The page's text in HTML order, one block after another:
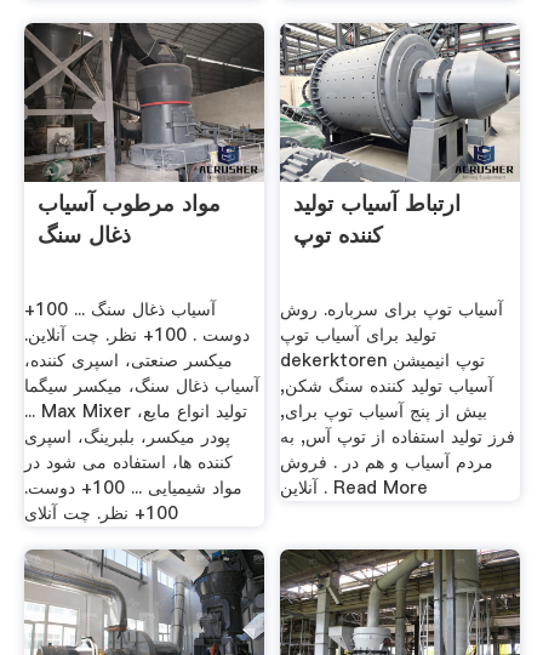
مواد مرطوب آسیاب
ذغال سنگ
آسیاب ذغال سنگ ... 100+
دوست . 100+ نظر. چت آنلاین.
میکسر صنعتی، اسپری کننده،
آسیاب ذغال سنگ، میکسر سیگما
... Max Mixer تولید انواع مایع،
پودر میکسر، بلبرینگ، اسپری
کننده ها، استفاده می شود در
مواد شیمیایی ... 100+ دوست.
100+ نظر. چت آنلای
ارتباط آسیاب تولید
کننده توپ
آسیاب توپ برای سرباره. روش
تولید برای آسیاب توپ
dekerktoren توپ انیمیشن
آسیاب تولید کننده سنگ شکن,
بیش از پنج آسیاب توپ برای,
فرز تولید استفاده از توپ آس, به
مردم آسیاب و هم در . فروش
آنلاین . Read More